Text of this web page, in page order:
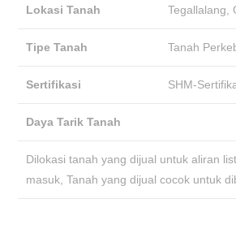
Lokasi Tanah Tegallalang,
Tipe Tanah Tanah
Sertifikasi SHM-
Daya Tarik Tanah
Dilokasi tanah yang dijual untuk aliran
masuk, Tanah yang dijual cocok untuk